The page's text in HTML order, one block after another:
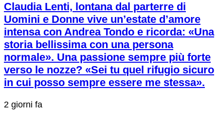
Claudia Lenti, lontana dal parterre di
Uomini e Donne vive un’estate d’amore
intensa con Andrea Tondo e ricorda: «Una
storia bellissima con una persona
normale». Una passione sempre più forte
verso le nozze? «Sei tu quel rifugio sicuro
in cui posso sempre essere me stessa».
2 giorni fa